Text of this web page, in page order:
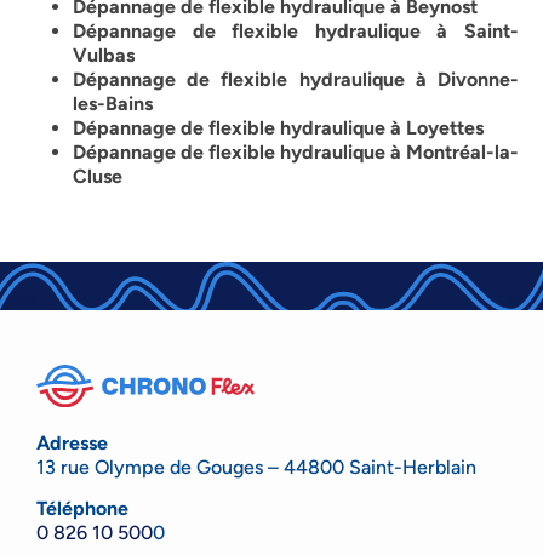
Dépannage de flexible hydraulique à Beynost
Dépannage de flexible hydraulique à Saint-
Vulbas
Dépannage de flexible hydraulique à Divonne-
les-Bains
Dépannage de flexible hydraulique à Loyettes
Dépannage de flexible hydraulique à Montréal-la-
Cluse
Adresse
13 rue Olympe de Gouges – 44800 Saint-Herblain
Téléphone
0 826 10 5000